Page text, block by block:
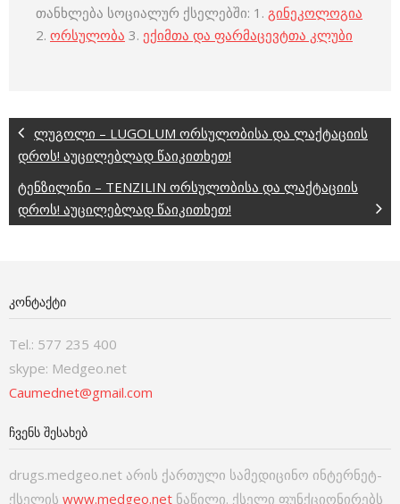
თანხლება სოციალურ ქსელებში: 1. გინეკოლოგია
2. ორსულობა 3. ექიმთა და ფარმაცევტთა კლუბი
ლუგოლი – LUGOLUM ორსულობისა და ლაქტაციის
დროს! აუცილებლად წაიკითხეთ!
ტენზილინი – TENZILIN ორსულობისა და ლაქტაციის
დროს! აუცილებლად წაიკითხეთ!
ᲙᲝᲜᲢᲐᲥᲢᲘ
Tel.: 577 235 400
skype: Medgeo.net
Caumednet@gmail.com
ᲩᲕᲔᲜᲡ ᲨᲔᲡᲐᲮᲔᲑ
drugs.medgeo.net არის ქართული სამედიცინო ინტერნეტ-
ქსელის www.medgeo.net ნაწილი. ქსელი ფუნქციონირებს